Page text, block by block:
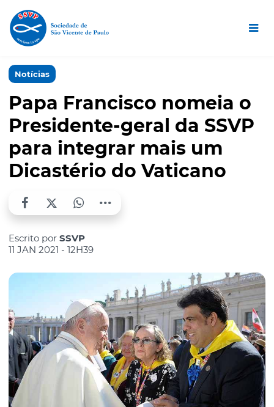
Notícias
Papa Francisco nomeia o
Presidente-geral da SSVP
para integrar mais um
Dicastério do Vaticano
Escrito por SSVP
11 JAN 2021 - 12H39